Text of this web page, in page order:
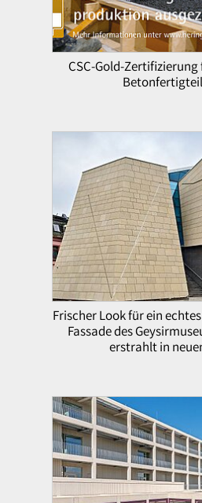
CSC-Gold-Zertifizierung
Frischer Look für ein
Fassade des
erstrahlt in